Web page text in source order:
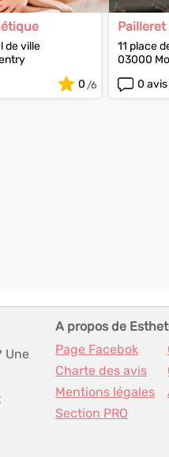
de ville
0
Pailleret
11 place
03000
0 avis
Une
A propos de
Page Facebok
Charte des avis
Mentions légales
Section PRO